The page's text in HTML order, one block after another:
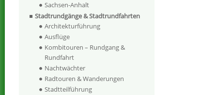
Sachsen-Anhalt
Stadtrundgänge & Stadtrundfahrten
Architekturführung
Ausflüge
Kombitouren – Rundgang &
Rundfahrt
Nachtwächter
Radtouren & Wanderungen
Stadtteilführung